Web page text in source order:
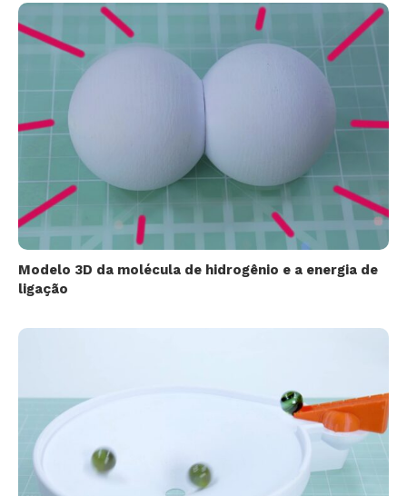
Modelo 3D da molécula de hidrogênio e a energia de
ligação